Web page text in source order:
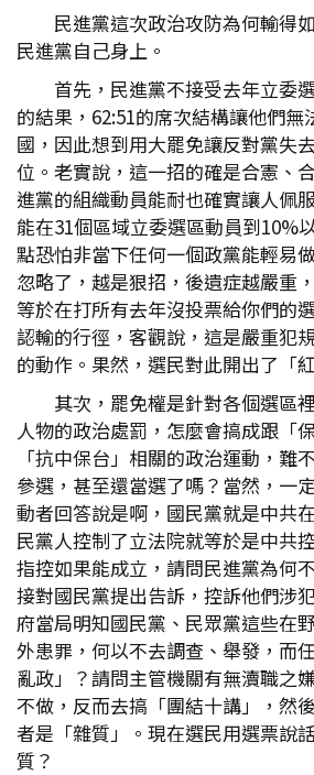
民進黨這次政治攻防為何輸得
民進黨自己身上。
首先，民進黨不接受去年立委
的結果，62:51的席次結構讓他們
國，因此想到用大罷免讓反對黨失
位。老實說，這一招的確是合憲、
進黨的組織動員能耐也確實讓人佩
能在31個區域立委選區動員到10%
點恐怕非當下任何一個政黨能輕易
忽略了，越是狠招，後遺症越嚴重
等於在打所有去年沒投票給你們的
認輸的行徑，客觀說，這是嚴重犯
的動作。果然，選民對此開出了「
其次，罷免權是針對各個選區
人物的政治處罰，怎麼會搞成跟「
「抗中保台」相關的政治運動，難
參選，甚至還當選了嗎？當然，一
動者回答說是啊，國民黨就是中共
民黨人控制了立法院就等於是中共
指控如果能成立，請問民進黨為何
接對國民黨提出告訴，控訴他們涉
府當局明知國民黨、民眾黨這些在
外患罪，何以不去調查、舉發，而
亂政」？請問主管機關有無瀆職之
不做，反而去搞「團結十講」，然
者是「雜質」。現在選民用選票說
質？